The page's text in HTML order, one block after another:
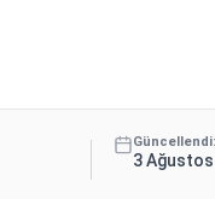
Güncellendi:
3